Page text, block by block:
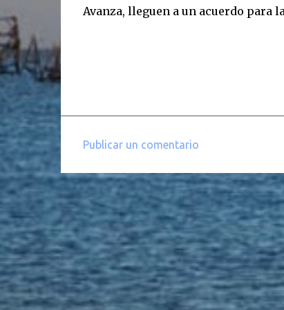
Avanza, lleguen a un acuerdo
o
m
e
n
t
a
r
Publicar un comentario